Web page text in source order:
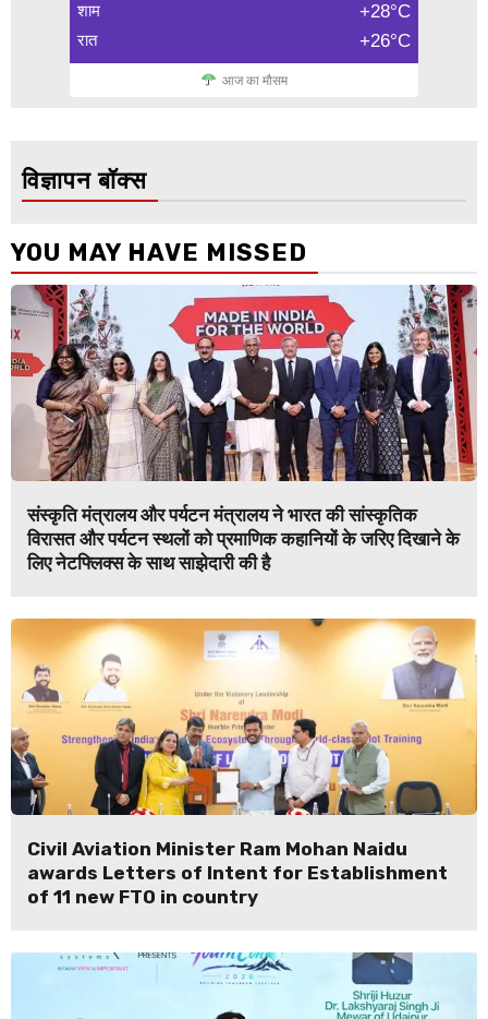
शाम +28°C
रात +26°C
आज का मौसम
विज्ञापन बॉक्स
YOU MAY HAVE MISSED
संस्कृति मंत्रालय और पर्यटन मंत्रालय ने भारत की सांस्कृतिक
विरासत और पर्यटन स्थलों को प्रमाणिक कहानियों के जरिए दिखाने के
लिए नेटफ्लिक्स के साथ साझेदारी की है
Civil Aviation Minister Ram Mohan Naidu
awards Letters of Intent for Establishment
of 11 new FTO in country